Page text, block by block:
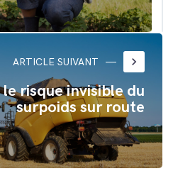
ARTICLE SUIVANT keyboard_arrow_right
risque invisible du
surpoids sur route